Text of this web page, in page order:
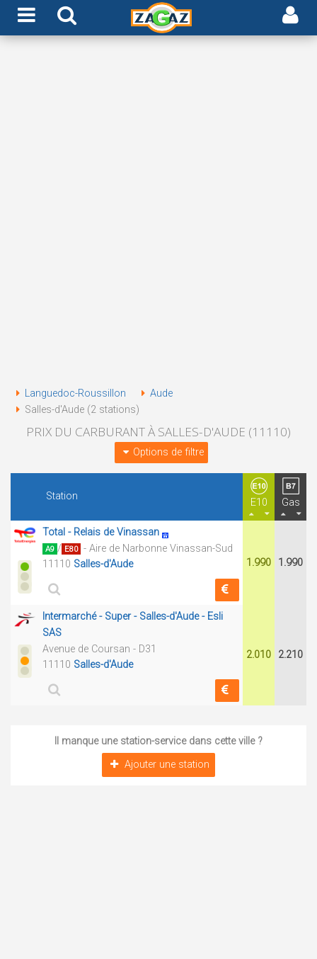
Languedoc-Roussillon
Aude
Salles-d'Aude (2 stations)
PRIX DU CARBURANT À SALLES-D'AUDE (11110)
Options de filtre
Station
E10 Gas
Total - Relais de Vinassan
A9 / E80 - Aire de Narbonne Vinassan-Sud
11110 Salles-d'Aude 1.990 1.990
Intermarché - Super - Salles-d'Aude - Esli
SAS
Avenue de Coursan - D31
11110 Salles-d'Aude
2.010 2.210
Il manque une station-service dans cette ville ?
Ajouter une station